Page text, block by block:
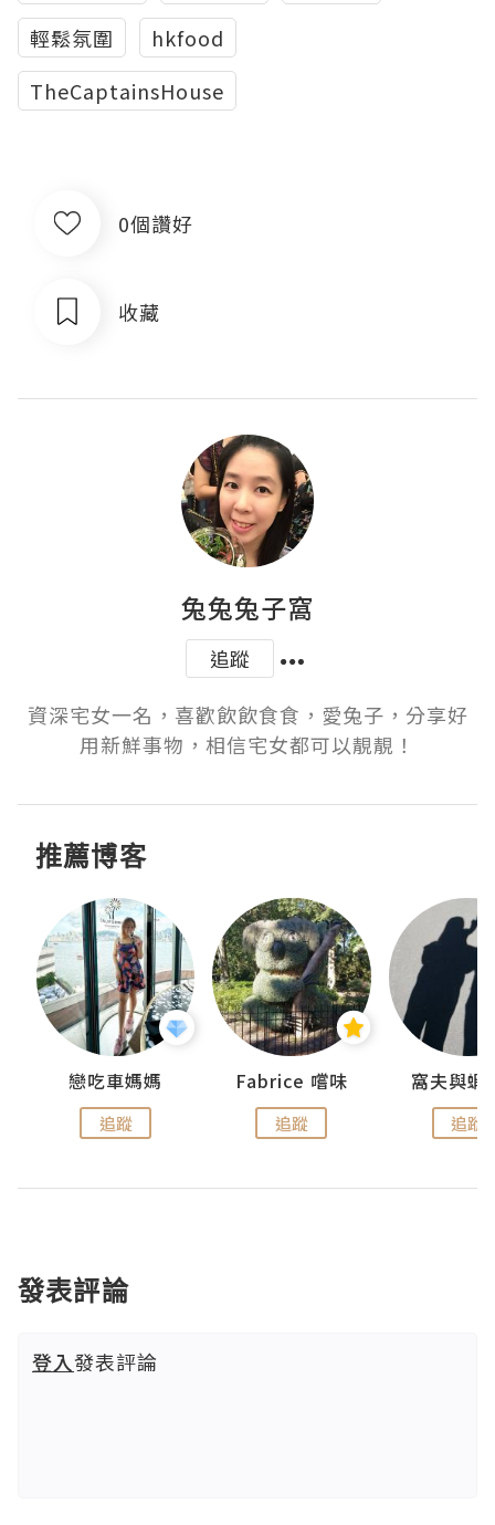
輕鬆氛圍
hkfood
TheCaptainsHouse
0個讚好
收藏
兔兔兔子窩
追蹤
資深宅女一名，喜歡飲飲食食，愛兔子，分享好
用新鮮事物，相信宅女都可以靚靚！
推薦博客
戀吃車媽媽
追蹤
Fabrice 嚐味
追蹤
窩夫與蝦
追蹤
發表評論
登入發表評論